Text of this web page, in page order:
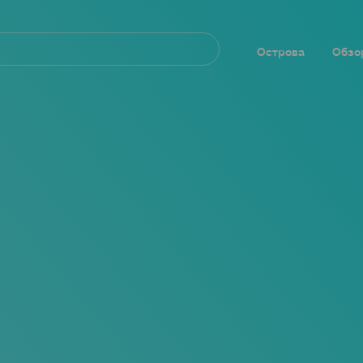
principalОстрова